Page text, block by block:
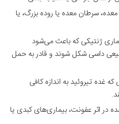
سرطان معده یا روده بزرگ، یا
ژنتیکی که باعث می‌شود
داسی شکل شوند و قادر به حمل
غده تیروئید به اندازه کافی
در اثر عفونت، بیماری‌های کبدی یا